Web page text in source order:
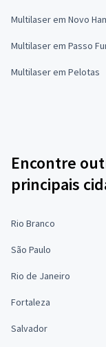
Multilaser em Novo
Multilaser em Passo
Multilaser em Pelotas
Encontre
principais
Rio Branco
São Paulo
Rio de Janeiro
Fortaleza
Salvador